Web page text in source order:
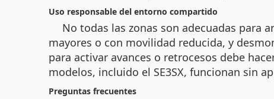
Uso responsable del entorno compartido
No todas las zonas son adecuadas para
mayores o con movilidad reducida, y
para activar avances o retrocesos debe
modelos, incluido el SE3SX, funcionan sin
Preguntas frecuentes